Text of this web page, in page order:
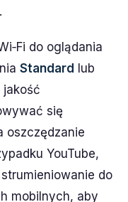
do oglądania
Standard
lub
jakość
się
oszczędzanie
YouTube,
do
mobilnych, aby